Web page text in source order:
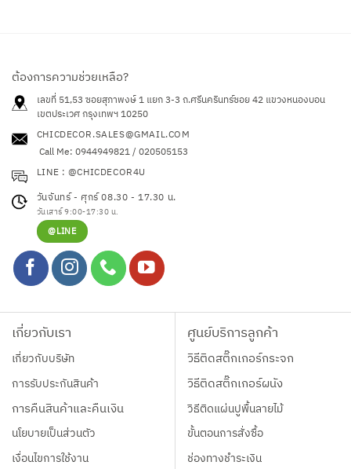
ต้องการความช่วยเหลือ?
เลขที่ 51,53 ซอยสุภาพงษ์ 1 แยก 3-3 ถ.ศรีนครินทร์ซอย 42แขวงหนองบอน
เขตประเวศ กรุงเทพฯ 10250
CHICDECOR.SALES@GMAIL.COM
Call Me: 0944949821 / 020505153
LINE : @CHICDECOR4U
วันจันทร์ - ศุกร์ 08.30 - 17.30 น.
วันเสาร์ 9:00-17:30 น.
@LINE
เกี่ยวกับเรา
เกี่ยวกับบริษัท
การรับประกันสินค้า
การคืนสินค้าและคืนเงิน
นโยบายเป็นส่วนตัว
เงื่อนไขการใช้งาน
ศูนย์บริการลูกค้า
วิธีติดสติ๊กเกอร์กระจก
วิธีติดสติ๊กเกอร์ผนัง
วิธีติดแผ่นปูพื้นลายไม้
ขั้นตอนการสั่งซื้อ
ช่องทางชำระเงิน